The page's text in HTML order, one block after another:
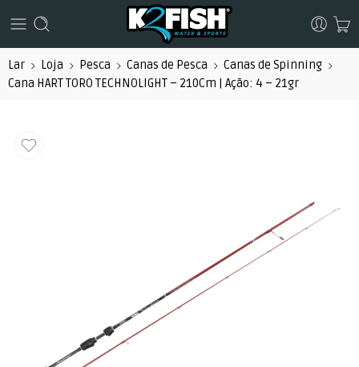
Lar Loja Pesca Canas de Pesca
Canas de Spinning
Cana HART TORO TECHNOLIGHT – 210Cm | Ação: 4 – 21gr